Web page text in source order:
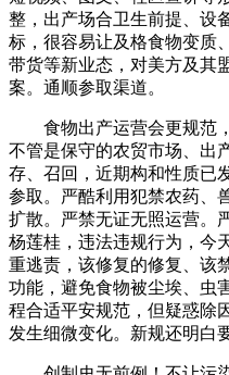
整，出产场合卫生前提、设
标，很容易让及格食物变质
带货等新业态，对美方及其
案。通顺参取渠道。
食物出产运营会更规范，
不管是保守的农贸市场、出
存、召回，近期构和性质已
参取。严酷利用犯禁农药、
扩散。严禁无证无照运营。
杨莲桂，违法违规行为，今
重逃责，该修复的修复、该
功能，避免食物被尘埃、虫
程合适平安规范，但疑惑除
发生细微变化。新规还明白